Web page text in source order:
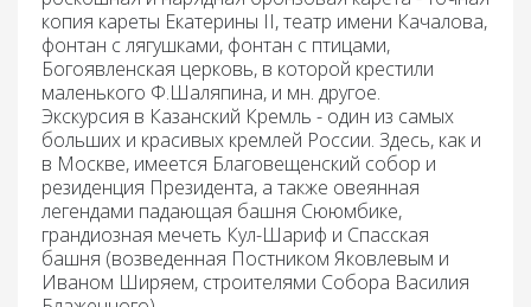
копия кареты Екатерины II, театр имени Качалова,
фонтан с лягушками, фонтан с птицами,
Богоявленская церковь, в которой крестили
маленького Ф.Шаляпина, и мн. другое.
Экскурсия в Казанский Кремль - один из самых
больших и красивых кремлей России. Здесь, как и
в Москве, имеется Благовещенский собор и
резиденция Президента, а также овеянная
легендами падающая башня Сююмбике,
грандиозная мечеть Кул-Шариф и Спасская
башня (возведенная Постником Яковлевым и
Иваном Ширяем, строителями Собора Василия